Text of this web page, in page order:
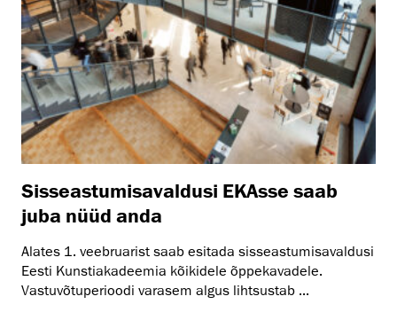
Sisseastumisavaldusi EKAsse saab
juba nüüd anda
Alates 1. veebruarist saab esitada sisseastumisavaldusi
Eesti Kunstiakadeemia kõikidele õppekavadele.
Vastuvõtuperioodi varasem algus lihtsustab ...